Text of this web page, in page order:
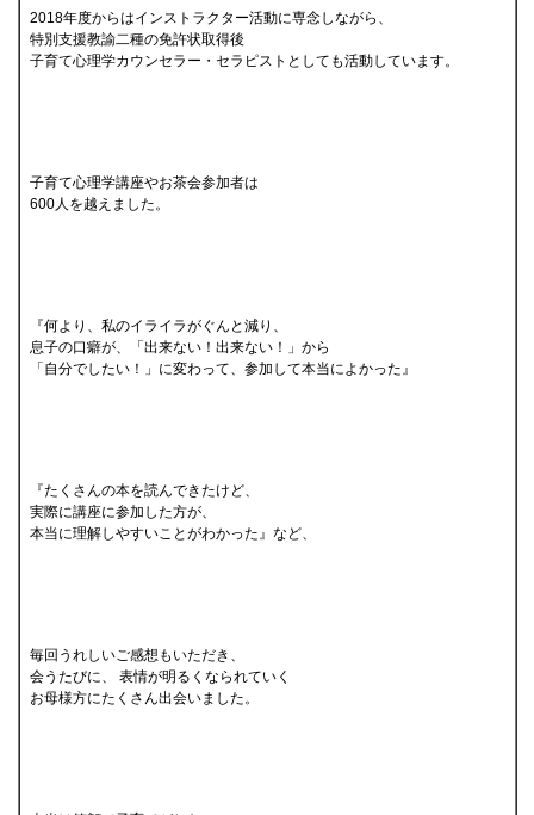
2018年度からはインストラクター活動に専念しながら、
特別支援教諭二種の免許状取得後
子育て心理学カウンセラー・セラピストとしても活動しています。
子育て心理学講座やお茶会参加者は
600人を越えました。
『何より、私のイライラがぐんと減り、
息子の口癖が、「出来ない！出来ない！」から
「自分でしたい！」に変わって、参加して本当によかった』
『たくさんの本を読んできたけど、
実際に講座に参加した方が、
本当に理解しやすいことがわかった』など、
毎回うれしいご感想もいただき、
会うたびに、 表情が明るくなられていく
お母様方にたくさん出会いました。